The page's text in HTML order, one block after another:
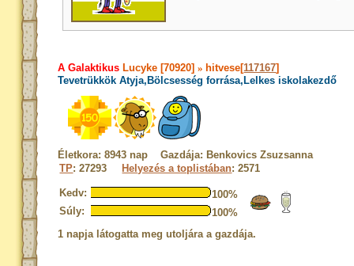
A Galaktikus Lucyke [70920]» hitvese[117167]
Tevetrükkök Atyja,Bölcsesség forrása,Lelkes iskolakezdő
Életkora: 8943 nap Gazdája: Benkovics Zsuzsanna
TP: 27293 Helyezés a toplistában: 2571
Kedv:
100%
Súly:
100%
1 napja látogatta meg utoljára a gazdája.